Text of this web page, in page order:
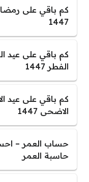
1447
الفطر 1447
الاضحى 1447
حساب العمر –
حاسبة العمر